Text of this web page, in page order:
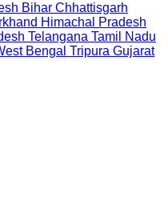
Bihar Chhattisgarh
Himachal Pradesh
Telangana Tamil Nadu
Bengal Tripura Gujarat